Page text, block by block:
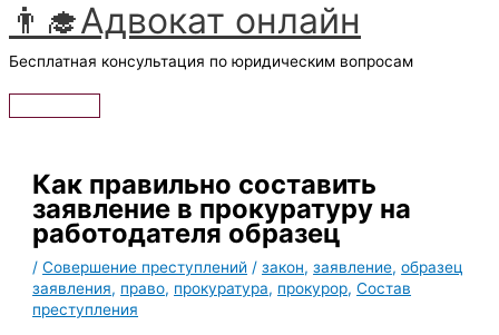
Перейти
к
содержимому
👨‍🎓Адвокат онлайн
Бесплатная консультация по юридическим вопросам
Главное
Как правильно составить
заявление в прокуратуру на
работодателя образец
/Совершение преступлений /закон,заявление,образец
заявления, право, прокуратура, прокурор,Состав
преступления